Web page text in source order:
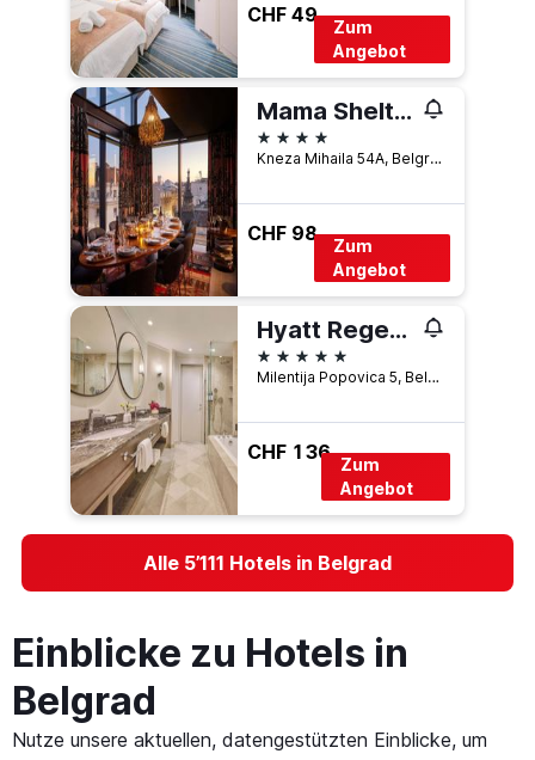
CHF 49
Zum
Angebot
Mama Shelter Belgrade
4 Sterne
Kneza Mihaila 54A, Belgrad, Serbien
CHF 98
Zum
Angebot
Hyatt Regency Belgrade
5 Sterne
Milentija Popovica 5, Belgrad, Serbien
CHF 136
Zum
Angebot
Alle 5’111 Hotels in Belgrad
Einblicke zu Hotels in
Belgrad
Nutze unsere aktuellen, datengestützten Einblicke, um